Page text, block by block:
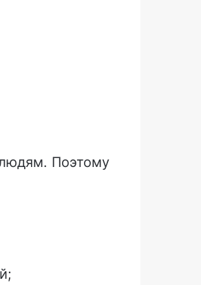
Поэтому